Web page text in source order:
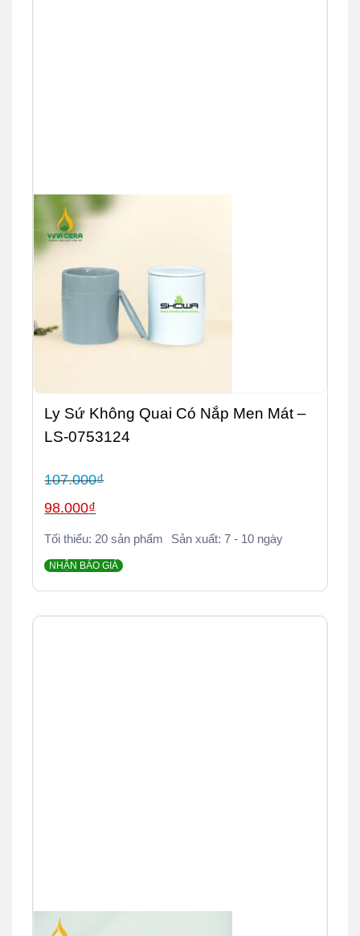
Ly Sứ Không Quai Có Nắp Men Mát –
LS-0753124
107.000₫
Giá
là:
107.000₫.
98.000₫
Giá
tại
Tối thiểu: 20 sản phẩm Sản xuất: 7 - 10 ngày
NHẬN BÁO GIÁ